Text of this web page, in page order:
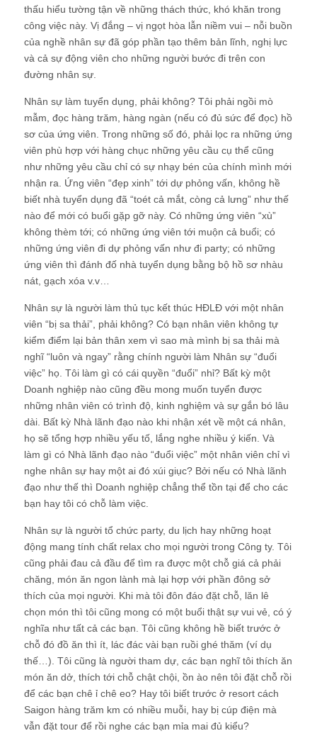
thấu hiểu tường tận về những thách thức, khó khăn trong
công việc này. Vị đắng – vị ngọt hòa lẫn niềm vui – nỗi buồn
của nghề nhân sự đã góp phần tạo thêm bản lĩnh, nghị lực
và cả sự động viên cho những người bước đi trên con
đường nhân sự.
Nhân sự làm tuyển dụng, phải không? Tôi phải ngồi mò
mẫm, đọc hàng trăm, hàng ngàn (nếu có đủ sức để đọc) hồ
sơ của ứng viên. Trong những số đó, phải lọc ra những ứng
viên phù hợp với hàng chục những yêu cầu cụ thể cũng
như những yêu cầu chỉ có sự nhạy bén của chính mình mới
nhận ra. Ứng viên “đẹp xinh” tới dự phỏng vấn, không hề
biết nhà tuyển dụng đã “toét cả mắt, còng cả lưng” như thế
nào để mới có buổi gặp gỡ này. Có những ứng viên “xù”
không thèm tới; có những ứng viên tới muộn cả buổi; có
những ứng viên đi dự phỏng vấn như đi party; có những
ứng viên thì đánh đố nhà tuyển dụng bằng bộ hồ sơ nhàu
nát, gạch xóa v.v…
Nhân sự là người làm thủ tục kết thúc HĐLĐ với một nhân
viên “bị sa thải”, phải không? Có bạn nhân viên không tự
kiểm điểm lại bản thân xem vì sao mà mình bị sa thải mà
nghĩ “luôn và ngay” rằng chính người làm Nhân sự “đuổi
việc” họ. Tôi làm gì có cái quyền “đuổi” nhỉ? Bất kỳ một
Doanh nghiệp nào cũng đều mong muốn tuyển được
những nhân viên có trình độ, kinh nghiệm và sự gắn bó lâu
dài. Bất kỳ Nhà lãnh đạo nào khi nhận xét về một cá nhân,
họ sẽ tổng hợp nhiều yếu tố, lắng nghe nhiều ý kiến. Và
làm gì có Nhà lãnh đạo nào “đuổi việc” một nhân viên chỉ vì
nghe nhân sự hay một ai đó xúi giục? Bởi nếu có Nhà lãnh
đạo như thế thì Doanh nghiệp chẳng thể tồn tại để cho các
bạn hay tôi có chỗ làm việc.
Nhân sự là người tổ chức party, du lịch hay những hoạt
động mang tính chất relax cho mọi người trong Công ty. Tôi
cũng phải đau cả đầu để tìm ra được một chỗ giá cả phải
chăng, món ăn ngon lành mà lại hợp với phần đông sở
thích của mọi người. Khi mà tôi đôn đáo đặt chỗ, lăn lê
chọn món thì tôi cũng mong có một buổi thật sự vui vẻ, có ý
nghĩa như tất cả các bạn. Tôi cũng không hề biết trước ở
chỗ đó đồ ăn thì ít, lác đác vài bạn ruồi ghé thăm (ví dụ
thế…). Tôi cũng là người tham dự, các bạn nghĩ tôi thích ăn
món ăn dở, thích tới chỗ chật chội, ồn ào nên tôi đặt chỗ rồi
để các bạn chê ỉ chê eo? Hay tôi biết trước ở resort cách
Saigon hàng trăm km có nhiều muỗi, hay bị cúp điện mà
vẫn đặt tour để rồi nghe các bạn mỉa mai đủ kiểu?